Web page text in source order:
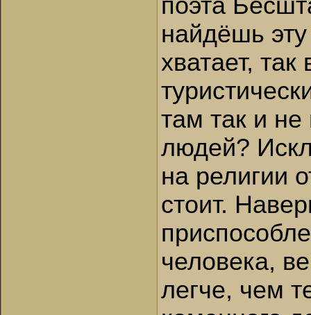
поэта
найдёшь
хватает,
там так и
людей?
на религии
стоит.
человека,
легче, чем